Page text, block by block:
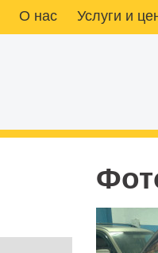
О нас Услуги и